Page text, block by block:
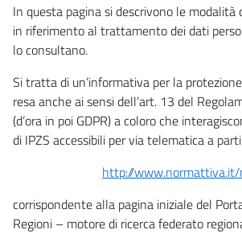
In questa pagina si descrivono le modalità
in riferimento al trattamento dei dati
lo consultano.
Si tratta di un’informativa per la
resa anche ai sensi dell’art. 13 del
(d’ora in poi GDPR) a coloro che
di IPZS accessibili per via telematica a
http://
corrispondente alla pagina iniziale del
Regioni – motore di ricerca federato